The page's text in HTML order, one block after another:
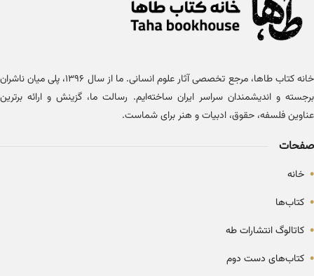
خانه کتاب طاها، مرجع تخصصی آثار علوم انسانی. ما از سال ۱۳۹۶، پلی میان ناشران
برجسته و اندیشمندان سراسر ایران ساخته‌ایم. رسالت ما، گزینش و ارائه برترین
عناوین فلسفه، حقوق، ادبیات و هنر برای شماست.
صفحات
• خانه
• کتاب‌ها
• کاتالوگ انتشارات طه
• کتاب‌های دست دوم